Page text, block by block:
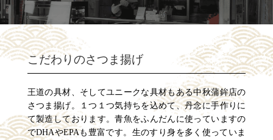
こだわりのさつま揚げ
王道の具材、そしてユニークな具材もある中秋蒲鉾店の
さつま揚げ。１つ１つ気持ちを込めて、丹念に手作りに
て製造しております。青魚をふんだんに使っていますの
でDHAやEPAも豊富です。生のすり身を多く使っていま